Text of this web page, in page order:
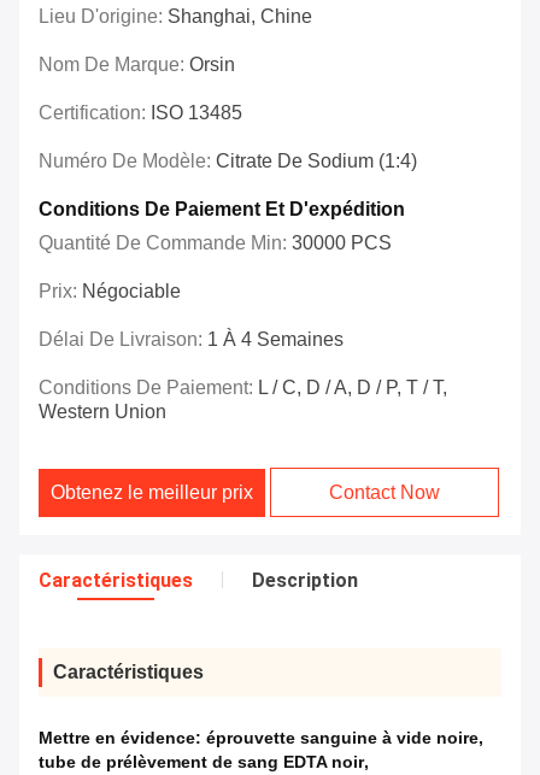
Lieu D'origine: Shanghai, Chine
Nom De Marque: Orsin
Certification: ISO 13485
Numéro De Modèle: Citrate De Sodium (1:4)
Conditions De Paiement Et D'expédition
Quantité De Commande Min: 30000 PCS
Prix: Négociable
Délai De Livraison: 1 À 4 Semaines
Conditions De Paiement: L / C, D / A, D / P, T / T,
Western Union
Obtenez le meilleur prix Contact Now
Caractéristiques Description
Caractéristiques
Mettre en évidence: éprouvette sanguine à vide noire,
tube de prélèvement de sang EDTA noir,